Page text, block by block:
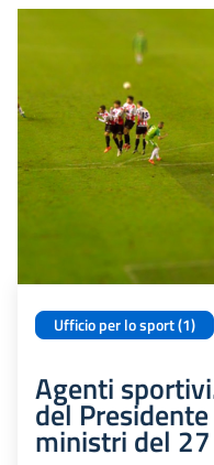
Ufficio per lo sport (1)
Agenti
del
ministri del